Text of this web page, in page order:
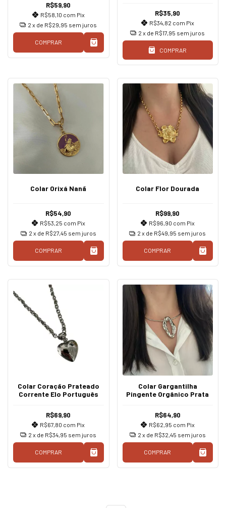
R$59,90
R$58,10 com Pix
2 x de R$29,95 sem juros
COMPRAR
R$35,90
R$34,82 com Pix
2 x de R$17,95 sem juros
COMPRAR
Colar Orixá Nanã
R$54,90
R$53,25 com Pix
2 x de R$27,45 sem juros
COMPRAR
Colar Flor Dourada
R$99,90
R$96,90 com Pix
2 x de R$49,95 sem juros
COMPRAR
Colar Coração Prateado
Corrente Elo Português
R$69,90
R$67,80 com Pix
2 x de R$34,95 sem juros
COMPRAR
Colar Gargantilha
Pingente Orgânico Prata
R$64,90
R$62,95 com Pix
2 x de R$32,45 sem juros
COMPRAR